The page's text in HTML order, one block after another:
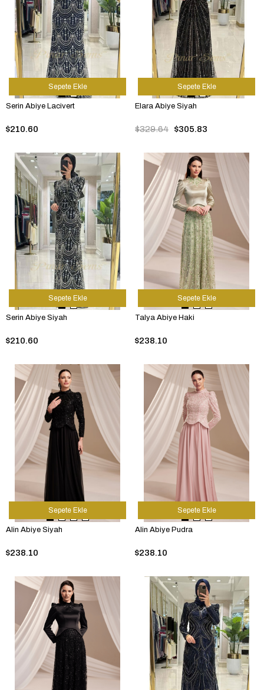
Serin Abiye Lacivert
$210.60
Sepete Ekle
Elara Abiye Siyah
$305.83
$329.64
Sepete Ekle
Serin Abiye Siyah
$210.60
Sepete Ekle
Talya Abiye Haki
$238.10
Sepete Ekle
Alin Abiye Siyah
$238.10
Sepete Ekle
Alin Abiye Pudra
$238.10
Sepete Ekle